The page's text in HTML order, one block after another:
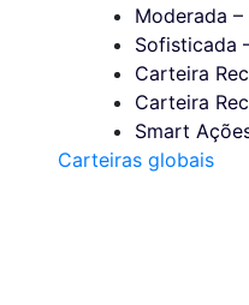
Moderada
Sofisticada
Carteira
Carteira
Smart
Carteiras globais